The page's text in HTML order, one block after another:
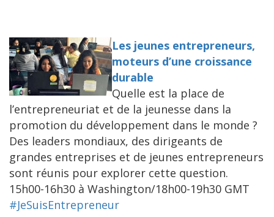
Les jeunes entrepreneurs,
moteurs d’une croissance
durable
Quelle est la place de
l’entrepreneuriat et de la jeunesse dans la
promotion du développement dans le monde ?
Des leaders mondiaux, des dirigeants de
grandes entreprises et de jeunes entrepreneurs
sont réunis pour explorer cette question.
15h00-16h30 à Washington/18h00-19h30 GMT
#JeSuisEntrepreneur